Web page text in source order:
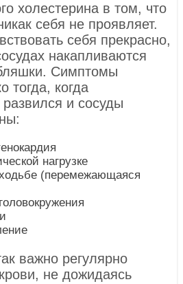
холестерина в том, что
себя не проявляет.
себя прекрасно,
накапливаются
Симптомы
тогда, когда
и сосуды
нагрузке
(перемежающаяся
важно регулярно
не дожидаясь